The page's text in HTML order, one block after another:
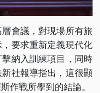
會議，對現場所有旅
要求重新定義現代化
納入訓練項目，同時
社報導指出，這很顯
作戰所學到的結論。